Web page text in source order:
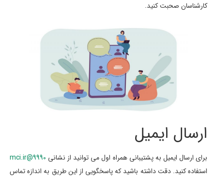
کارشناسان صحبت کنید.
ارسال ایمیل
برای ارسال ایمیل به پشتیبانی همراه اول می توانید از نشانی 9990@mci.ir
استفاده کنید. دقت داشته باشید که پاسخگویی از این طریق به اندازه تماس